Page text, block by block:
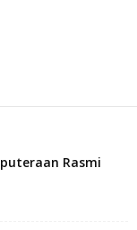
Rasmi